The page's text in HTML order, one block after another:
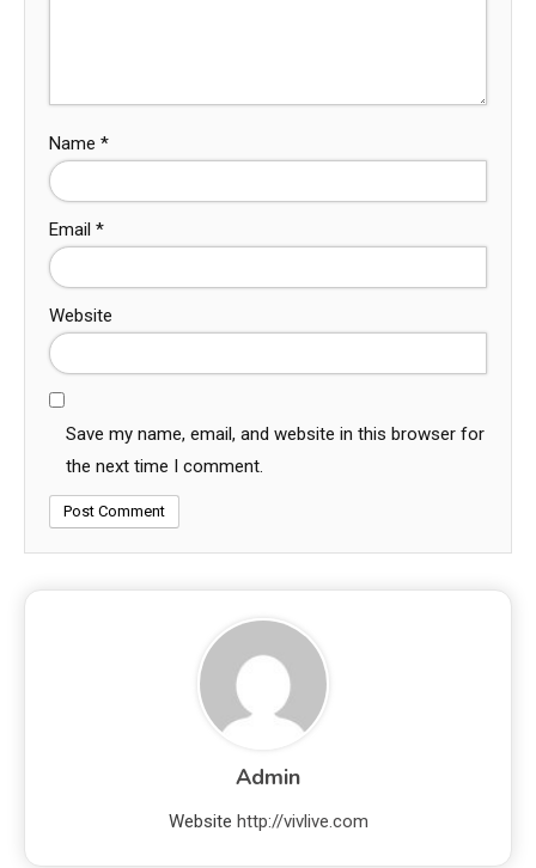
Name *
Email *
Website
Save my name, email, and website in this browser for
the next time I comment.
Admin
Website http://vivlive.com